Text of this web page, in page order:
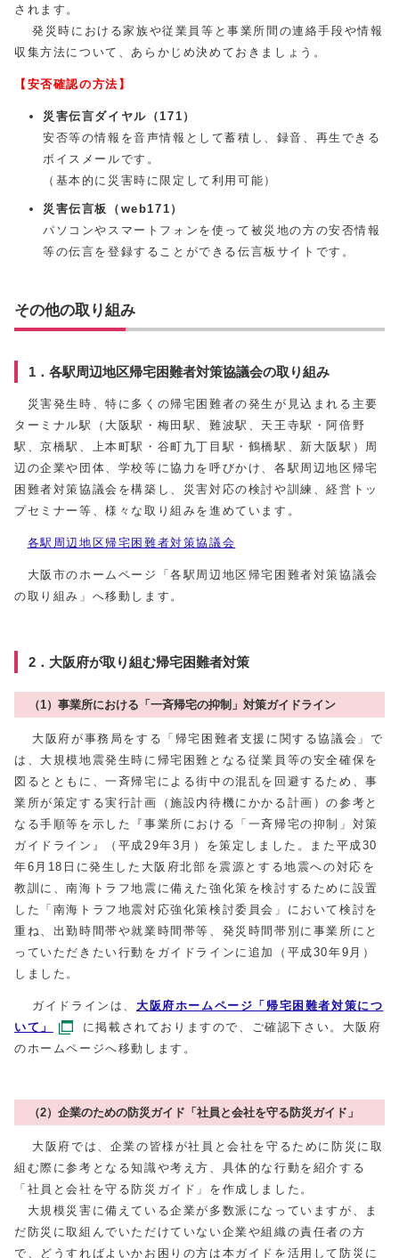
されます。
発災時における家族や従業員等と事業所間の連絡手段や情報
収集方法について、あらかじめ決めておきましょう。
【安否確認の方法】
災害伝言ダイヤル（171）
安否等の情報を音声情報として蓄積し、録音、再生できる
ボイスメールです。
（基本的に災害時に限定して利用可能）
災害伝言板（web171）
パソコンやスマートフォンを使って被災地の方の安否情報
等の伝言を登録することができる伝言板サイトです。
その他の取り組み
1．各駅周辺地区帰宅困難者対策協議会の取り組み
災害発生時、特に多くの帰宅困難者の発生が見込まれる主要
ターミナル駅（大阪駅・梅田駅、難波駅、天王寺駅・阿倍野
駅、京橋駅、上本町駅・谷町九丁目駅・鶴橋駅、新大阪駅）周
辺の企業や団体、学校等に協力を呼びかけ、各駅周辺地区帰宅
困難者対策協議会を構築し、災害対応の検討や訓練、経営トッ
プセミナー等、様々な取り組みを進めています。
各駅周辺地区帰宅困難者対策協議会
大阪市のホームページ「各駅周辺地区帰宅困難者対策協議会
の取り組み」へ移動します。
2．大阪府が取り組む帰宅困難者対策
（1）事業所における「一斉帰宅の抑制」対策ガイドライン
大阪府が事務局をする「帰宅困難者支援に関する協議会」で
は、大規模地震発生時に帰宅困難となる従業員等の安全確保を
図るとともに、一斉帰宅による街中の混乱を回避するため、事
業所が策定する実行計画（施設内待機にかかる計画）の参考と
なる手順等を示した『事業所における「一斉帰宅の抑制」対策
ガイドライン』（平成29年3月）を策定しました。また平成30
年6月18日に発生した大阪府北部を震源とする地震への対応を
教訓に、南海トラフ地震に備えた強化策を検討するために設置
した「南海トラフ地震対応強化策検討委員会」において検討を
重ね、出勤時間帯や就業時間帯等、発災時間帯別に事業所にと
っていただきたい行動をガイドラインに追加（平成30年9月）
しました。
ガイドラインは、 大阪府ホームページ「帰宅困難者対策につ
いて」
に掲載されておりますので、ご確認下さい。大阪府
のホームページへ移動します。
（2）企業のための防災ガイド「社員と会社を守る防災ガイド」
大阪府では、企業の皆様が社員と会社を守るために防災に取
組む際に参考となる知識や考え方、具体的な行動を紹介する
「社員と会社を守る防災ガイド」を作成しました。
大規模災害に備えている企業が多数派になっていますが、ま
だ防災に取組んでいただけていない企業や組織の責任者の方
で、どうすればよいかお困りの方は本ガイドを活用して防災に